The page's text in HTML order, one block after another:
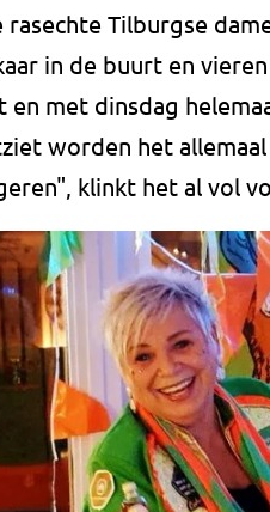
rasechte Tilburgse
in de buurt en
en met dinsdag
worden het
klinkt het al vol